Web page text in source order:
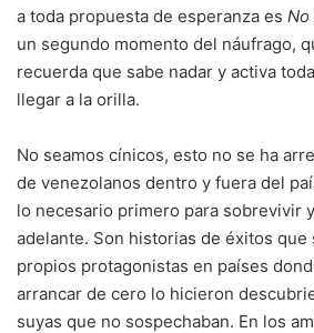
a toda propuesta de esperanza es No
un segundo momento del náufrago,
recuerda que sabe nadar y activa
llegar a la orilla.
No seamos cínicos, esto no se ha
de venezolanos dentro y fuera del
lo necesario primero para sobrevivir
adelante. Son historias de éxitos que
propios protagonistas en países
arrancar de cero lo hicieron
suyas que no sospechaban. En los